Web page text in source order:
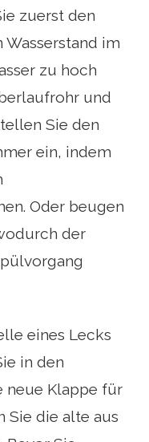
zuerst den
im
zu hoch
und
Sie den
ein, indem
Oder beugen
der
eines Lecks
in den
neue Klappe für
Sie die alte aus